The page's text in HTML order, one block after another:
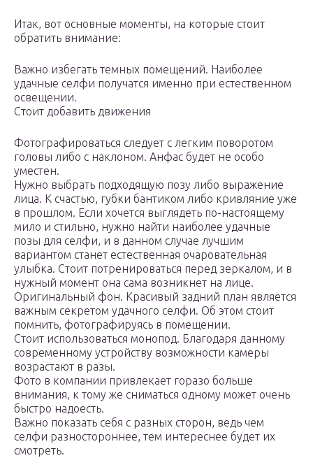
Итак, вот основные моменты, на которые стоит
обратить внимание:
Важно избегать темных помещений. Наиболее
удачные селфи получатся именно при естественном
освещении.
Стоит добавить движения
Фотографироваться следует с легким поворотом
головы либо с наклоном. Анфас будет не особо
уместен.
Нужно выбрать подходящую позу либо выражение
лица. К счастью, губки бантиком либо кривляние уже
в прошлом. Если хочется выглядеть по-настоящему
мило и стильно, нужно найти наиболее удачные
позы для селфи, и в данном случае лучшим
вариантом станет естественная очаровательная
улыбка. Стоит потренироваться перед зеркалом, и в
нужный момент она сама возникнет на лице.
Оригинальный фон. Красивый задний план является
важным секретом удачного селфи. Об этом стоит
помнить, фотографируясь в помещении.
Стоит использоваться монопод. Благодаря данному
современному устройству возможности камеры
возрастают в разы.
Фото в компании привлекает горазо больше
внимания, к тому же сниматься одному может очень
быстро надоесть.
Важно показать себя с разных сторон, ведь чем
селфи разностороннее, тем интереснее будет их
смотреть.